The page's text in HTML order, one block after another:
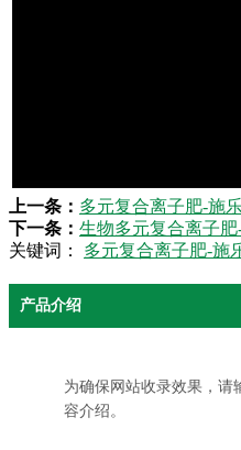
上一条： 多元复合离子肥-施
下一条： 生物多元复合离子
关键词： 多元复合离子肥-施
产品介绍
为确保网站收录效果，请
容介绍。